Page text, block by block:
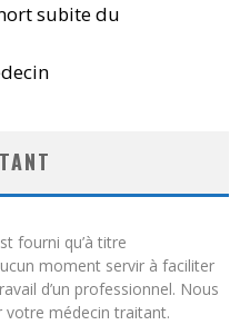
subite du
fourni qu’à titre
moment servir à faciliter
d’un professionnel. Nous
médecin traitant.